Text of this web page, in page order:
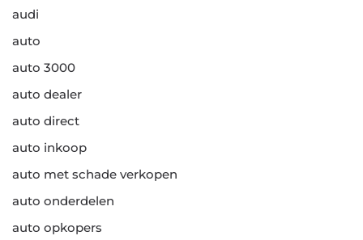
audi
auto
auto 3000
auto dealer
auto direct
auto inkoop
auto met schade verkopen
auto onderdelen
auto opkopers